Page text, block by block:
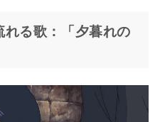
る歌：「夕暮れの